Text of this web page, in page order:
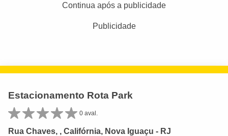
Continua após a publicidade
Publicidade
Estacionamento Rota Park
0 aval.
Rua Chaves, , Califórnia, Nova Iguaçu - RJ